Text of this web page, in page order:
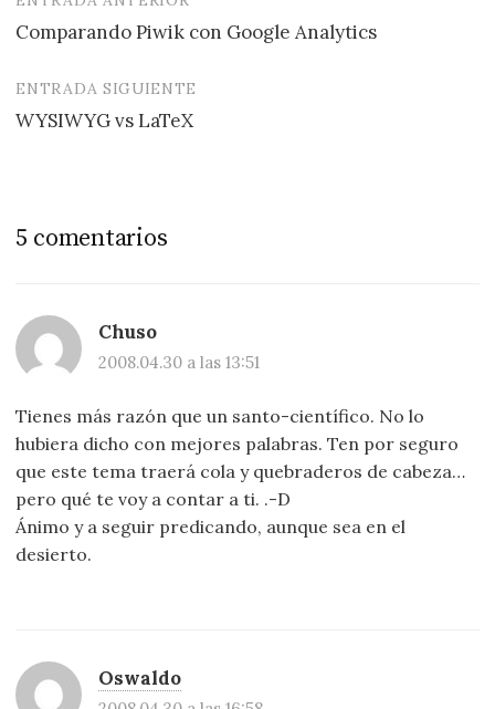
Navegación
de
entradas
Comparando Piwik con Google Analytics
ENTRADA SIGUIENTE
WYSIWYG vs LaTeX
5 comentarios
Chuso
2008.04.30 a las 13:51
Tienes más razón que un santo-científico. No lo
hubiera dicho con mejores palabras. Ten por seguro
que este tema traerá cola y quebraderos de cabeza…
pero qué te voy a contar a ti. .-D
Ánimo y a seguir predicando, aunque sea en el
desierto.
Oswaldo